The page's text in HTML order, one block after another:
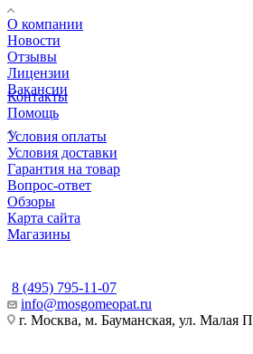
О компании
Новости
Отзывы
Лицензии
Вакансии
Контакты
Помощь
Условия оплаты
Условия доставки
Гарантия на товар
Вопрос-ответ
Обзоры
Карта сайта
Магазины
8 (495) 795-11-07
info@mosgomeopat.ru
г. Москва, м. Бауманская, ул. Малая